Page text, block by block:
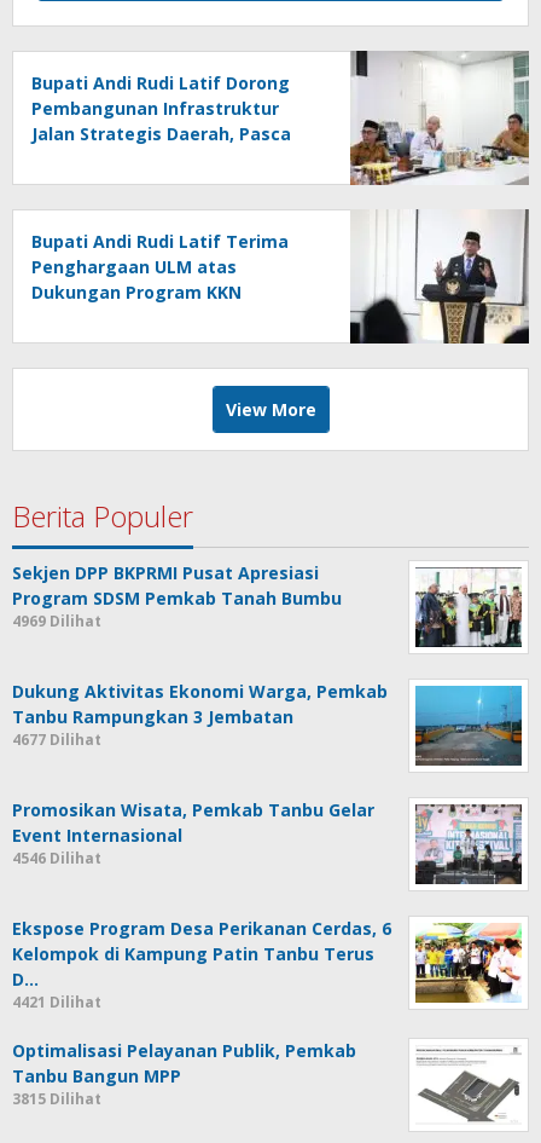
Bupati Andi Rudi Latif Dorong
Pembangunan Infrastruktur
Jalan Strategis Daerah, Pasca
Bupati Andi Rudi Latif Terima
Penghargaan ULM atas
Dukungan Program KKN
View More
Berita Populer
Sekjen DPP BKPRMI Pusat Apresiasi
Program SDSM Pemkab Tanah Bumbu
4969 Dilihat
Dukung Aktivitas Ekonomi Warga, Pemkab
Tanbu Rampungkan 3 Jembatan
4677 Dilihat
Promosikan Wisata, Pemkab Tanbu Gelar
Event Internasional
4546 Dilihat
Ekspose Program Desa Perikanan Cerdas, 6
Kelompok di Kampung Patin Tanbu Terus
D…
4421 Dilihat
Optimalisasi Pelayanan Publik, Pemkab
Tanbu Bangun MPP
3815 Dilihat